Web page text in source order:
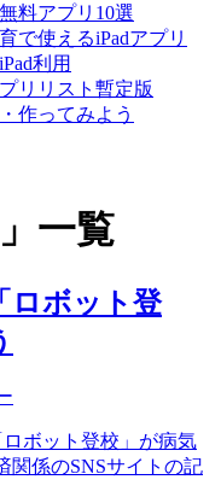
料アプリ10選
で使えるiPadアプリ
利用
リリスト暫定版
作ってみよう
」 一覧
ロボット登
ボット登校」が病気
関係のSNSサイトの記